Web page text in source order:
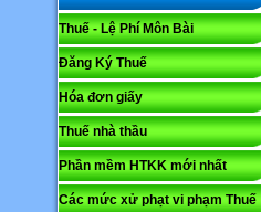
Thuế - Lệ Phí Môn Bài
Đăng Ký Thuế
Hóa đơn giấy
Thuế nhà thầu
Phần mềm HTKK mới nhất
Các mức xử phạt vi phạm Thuế